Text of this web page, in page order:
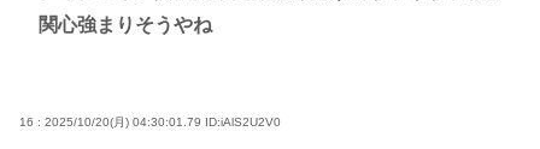
関心強まりそうやね
16 : 2025/10/20(月) 04:30:01.79 ID:iAlS2U2V0